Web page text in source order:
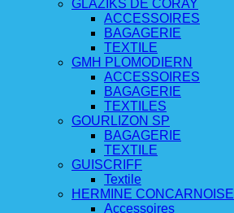
GLAZIKS DE CORAY
ACCESSOIRES
BAGAGERIE
TEXTILE
GMH PLOMODIERN
ACCESSOIRES
BAGAGERIE
TEXTILES
GOURLIZON SP
BAGAGERIE
TEXTILE
GUISCRIFF
Textile
HERMINE CONCARNOISE
Accessoires